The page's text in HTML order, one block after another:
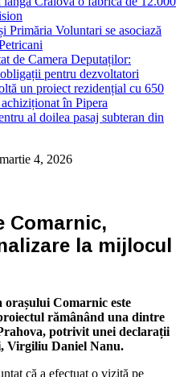
Voluntari se asociază
de Camera Deputaților:
pentru dezvoltatori
un proiect rezidențial cu 650
în Pipera
al doilea pasaj subteran din
martie 4, 2026
Comarnic,
la mijlocul
Comarnic este
rămânând una dintre
, potrivit unei declarații
Virgiliu Daniel Nanu.
că a efectuat o vizită pe